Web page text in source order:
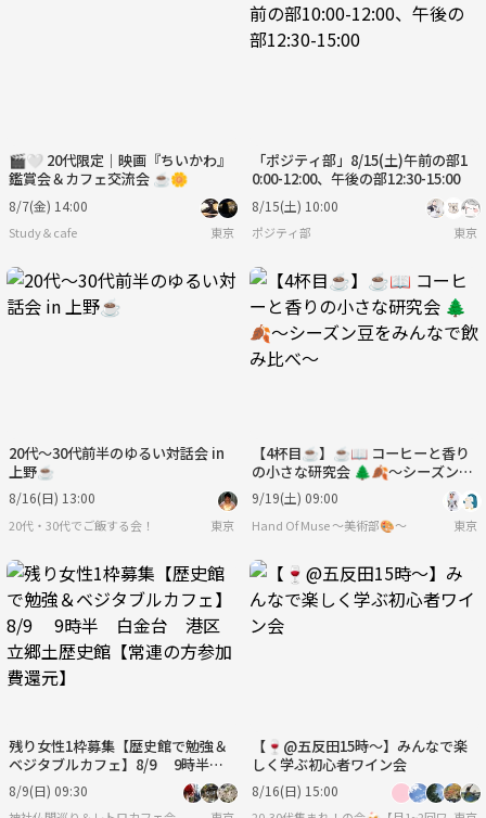
🎬🤍 20代限定｜映画『ちいかわ』
鑑賞会＆カフェ交流会 ☕🌼
8/7(金) 14:00
Study＆cafe 東京
「ポジティ部」8/15(土)午前の部1
0:00-12:00、午後の部12:30-15:00
8/15(土) 10:00
ポジティ部 東京
20代〜30代前半のゆるい対話会 in
上野☕
8/16(日) 13:00
20代・30代でご飯する会！ 東京
【4杯目☕️】☕📖 コーヒーと香り
の小さな研究会 🌲🍂〜シーズン豆
をみんなで飲み比べ〜
9/19(土) 09:00
Hand Of Muse 〜美術部🎨〜 東京
残り女性1枠募集【歴史館で勉強＆
ベジタブルカフェ】8/9 9時半
白金台 港区立郷土歴史館【常連の
方参加費還元】
8/9(日) 09:30
【🍷@五反田15時〜】みんなで楽
しく学ぶ初心者ワイン会
8/16(日) 15:00